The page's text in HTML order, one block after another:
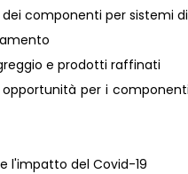
dei componenti per sistemi
e prodotti raffinati
per i
l'impatto del Covid-19